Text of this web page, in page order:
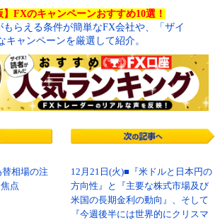
】FXのキャンペーンおすすめ10選！
らえる条件が簡単なFX会社や、「ザイ
キャンペーンを厳選して紹介。
替相場の注
点
12月21日(火)■『米ドルと日本円の
方向性』と『主要な株式市場及び
米国の長期金利の動向』、そして
『今週後半には世界的にクリスマ